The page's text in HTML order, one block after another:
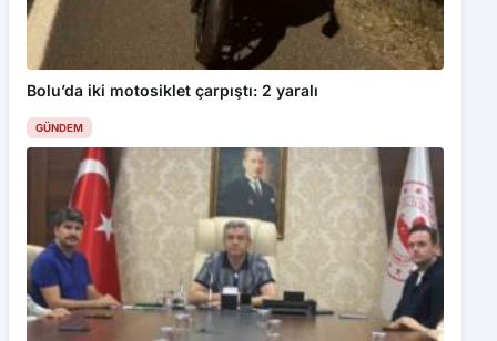
Bolu’da iki motosiklet çarpıştı: 2 yaralı
GÜNDEM